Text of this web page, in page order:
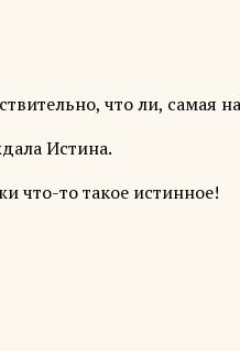
что ли, самая
Истина.
что-то такое истинное!